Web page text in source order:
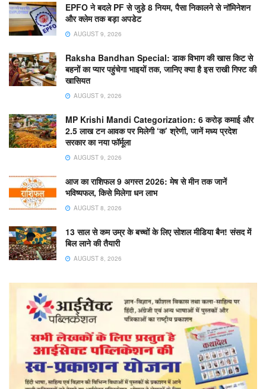
EPFO ने बदले PF से जुड़े 8 नियम, पैसा निकालने से नॉमिनेशन
और क्लेम तक बड़ा अपडेट
AUGUST 9, 2026
Raksha Bandhan Special: डाक विभाग की खास किट से
बहनों का प्यार पहुंचेगा भाइयों तक, जानिए क्या है इस राखी गिफ्ट की
खासियत
AUGUST 9, 2026
MP Krishi Mandi Categorization: 6 करोड़ कमाई और
2.5 लाख टन आवक पर मिलेगी ‘क’ श्रेणी, जानें मध्य प्रदेश
सरकार का नया फॉर्मूला
AUGUST 9, 2026
आज का राशिफल 9 अगस्त 2026: मेष से मीन तक जानें
भविष्यफल, किसे मिलेगा धन लाभ
AUGUST 8, 2026
13 साल से कम उम्र के बच्चों के लिए सोशल मीडिया बैन! संसद में
बिल लाने की तैयारी
AUGUST 8, 2026